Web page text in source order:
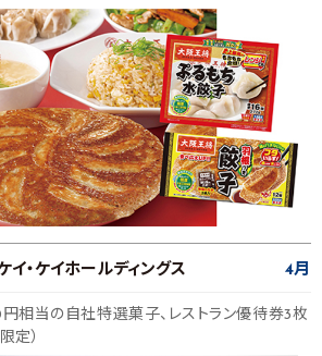
イ・ケイホールディングス 4月
相当の自社特選菓子、レストラン優待券3枚
定）